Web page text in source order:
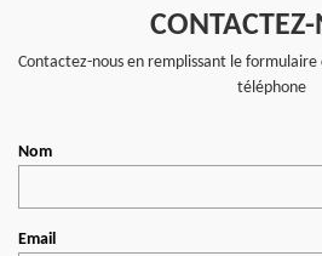
Contactez-nous en remplissant le
téléphone
Nom
Email